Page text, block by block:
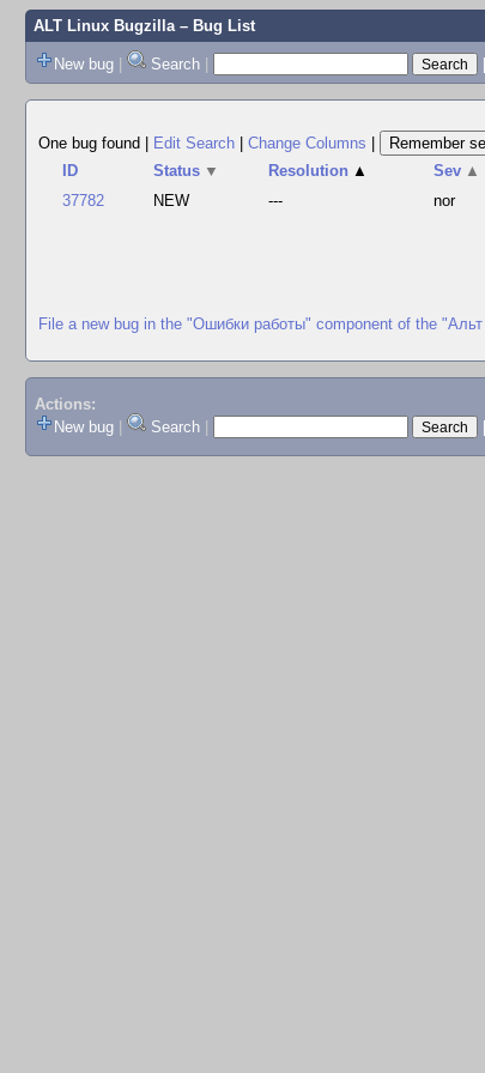
ALT Linux Bugzilla– Bug List
New bug | Search |
One bug found
Edit Search Change Columns
ID
Status ▼ Resolution ▲ Sev ▲
37782
NEW --- nor
File a new bug in the "Ошибки работы" component of the
Actions:
New bug
Search